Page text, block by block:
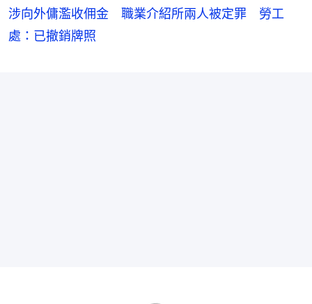
涉向外傭濫收佣金 職業介紹所兩人被定罪 勞工
處：已撤銷牌照